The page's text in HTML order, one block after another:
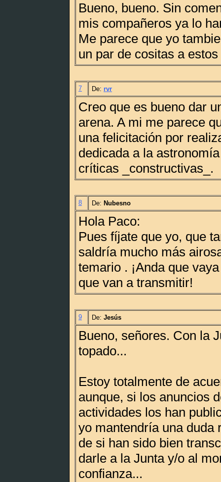
Bueno, bueno. Sin
mis compañeros ya lo
Me parece que yo
un par de cositas a
7 De: rvr
Creo que es bueno dar
arena. A mi me parece
una felicitación por
dedicada a la
críticas _constructivas_.
8 De: Nubesno
Hola Paco:
Pues fíjate que yo, que
saldría mucho más
temario . ¡Anda que
que van a transmitir!
9 De: Jesús
Bueno, señores. Con la
topado...
Estoy totalmente de
aunque, si los anuncios
actividades los han
yo mantendría una duda
de si han sido bien
darle a la Junta y/o al
confianza...